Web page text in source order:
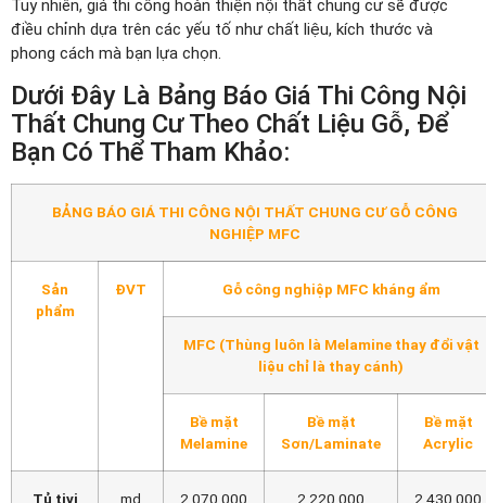
Tuy nhiên, giá thi công hoàn thiện nội thất chung cư sẽ được
điều chỉnh dựa trên các yếu tố như chất liệu, kích thước và
phong cách mà bạn lựa chọn.
Dưới Đây Là Bảng Báo Giá Thi Công Nội
Thất Chung Cư Theo Chất Liệu Gỗ, Để
Bạn Có Thể Tham Khảo:
BẢNG BÁO GIÁ THI CÔNG NỘI THẤT CHUNG CƯ GỖ CÔNG
NGHIỆP MFC
Sản
phẩm
ĐVT Gỗ công nghiệp MFC kháng ẩm
MFC (Thùng luôn là Melamine thay đổi vật
liệu chỉ là thay cánh)
Bề mặt
Melamine
Bề mặt
Sơn/Laminate
Bề mặt
Acrylic
Tủ tivi md 2,070,000 2,220,000 2,430,000